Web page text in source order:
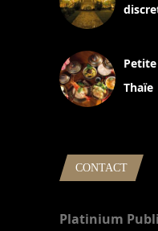
Thaïe
CONTACT
Platinium